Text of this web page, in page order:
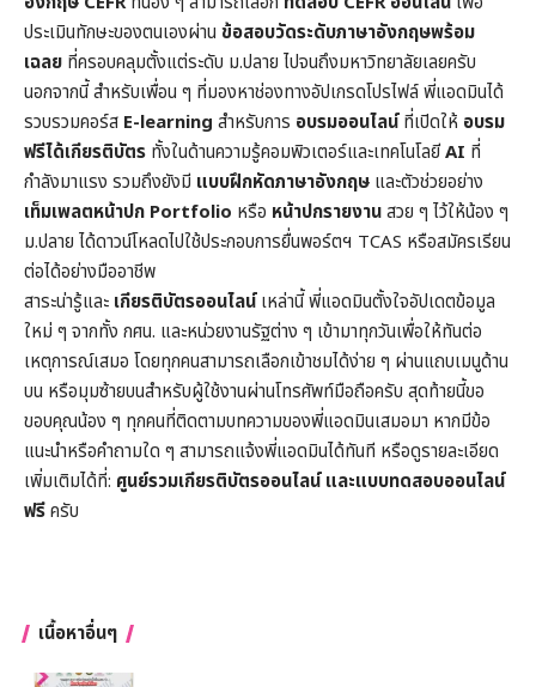
ประเมินทักษะของตนเองผ่าน ข้อสอบวัดระดับภาษาอังกฤษพร้อม
เฉลย ที่ครอบคลุมตั้งแต่ระดับ ม.ปลาย ไปจนถึงมหาวิทยาลัยเลยครับ
นอกจากนี้ สำหรับเพื่อน ๆ ที่มองหาช่องทางอัปเกรดโปรไฟล์ พี่แอดมินได้
รวบรวมคอร์ส E-learning สำหรับการ อบรมออนไลน์ที่เปิดให้ อบรม
ฟรีได้เกียรติบัตร ทั้งในด้านความรู้คอมพิวเตอร์และเทคโนโลยีAI ที่
กำลังมาแรง รวมถึงยังมี แบบฝึกหัดภาษาอังกฤษ และตัวช่วยอย่าง
เท็มเพลตหน้าปก Portfolio หรือ หน้าปกรายงานสวย ๆ ไว้ให้น้อง ๆ
ม.ปลาย ได้ดาวน์โหลดไปใช้ประกอบการยื่นพอร์ตฯ TCAS หรือสมัครเรียน
ต่อได้อย่างมืออาชีพ
สาระน่ารู้และ เกียรติบัตรออนไลน์เหล่านี้ พี่แอดมินตั้งใจอัปเดตข้อมูล
ใหม่ ๆ จากทั้ง กศน. และหน่วยงานรัฐต่าง ๆ เข้ามาทุกวันเพื่อให้ทันต่อ
เหตุการณ์เสมอ โดยทุกคนสามารถเลือกเข้าชมได้ง่าย ๆ ผ่านแถบเมนูด้าน
บน หรือมุมซ้ายบนสำหรับผู้ใช้งานผ่านโทรศัพท์มือถือครับ สุดท้ายนี้ขอ
ขอบคุณน้อง ๆ ทุกคนที่ติดตามบทความของพี่แอดมินเสมอมา หากมีข้อ
แนะนำหรือคำถามใด ๆ สามารถแจ้งพี่แอดมินได้ทันที หรือดูรายละเอียด
เพิ่มเติมได้ที่: ศูนย์รวมเกียรติบัตรออนไลน์ และแบบทดสอบออนไลน์
ฟรีครับ
เนื้อหาอื่นๆ